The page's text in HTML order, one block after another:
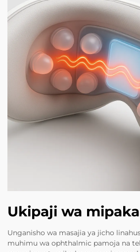
Ukipaji wa
Unganisho wa masajia ya jicho
muhimu wa ophthalmic pamoja na